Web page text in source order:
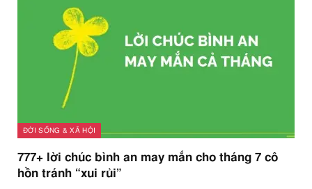
ĐỜI SỐNG & XÃ HỘI
777+ lời chúc bình an may mắn cho tháng 7 cô
hồn tránh “xui rủi”